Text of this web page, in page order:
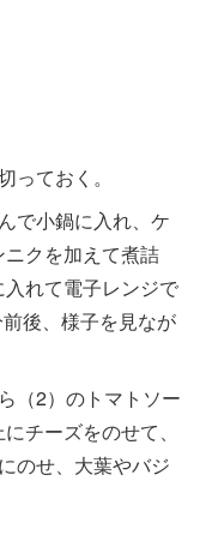
っておく。
で小鍋に入れ、ケ
クを加えて煮詰
れて電子レンジで
後、様子を見なが
（2）のトマトソー
チーズをのせて、
のせ、大葉やバジ